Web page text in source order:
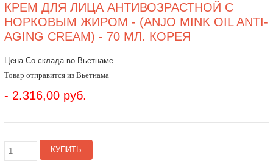
КРЕМ ДЛЯ ЛИЦА АНТИВОЗРАСТНОЙ C
НОРКОВЫМ ЖИРОМ - (ANJO MINK OIL ANTI-
AGING CREAM) - 70 МЛ. КОРЕЯ
Цена Со склада во Вьетнаме
Товар отправится из Вьетнама
- 2.316,00 руб.
КУПИТЬ